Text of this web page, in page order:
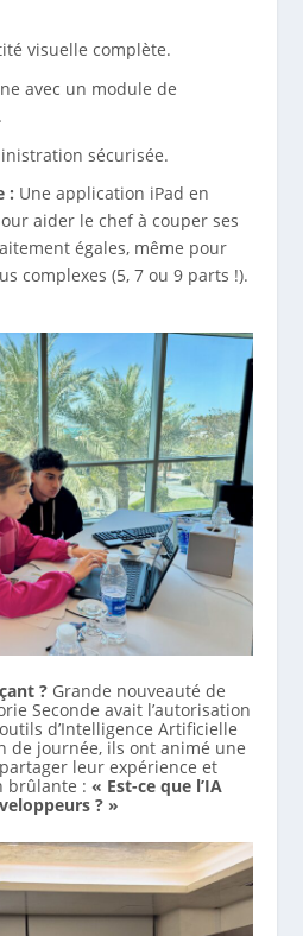
visuelle complète.
avec un module de
sécurisée.
: Une application iPad en
aider le chef à couper ses
égales, même pour
complexes (5, 7 ou 9 parts !).
? Grande nouveauté de
Seconde avait l’autorisation
d’Intelligence Artificielle
de journée, ils ont animé une
leur expérience et
brûlante :« Est-ce que l’IA
? »